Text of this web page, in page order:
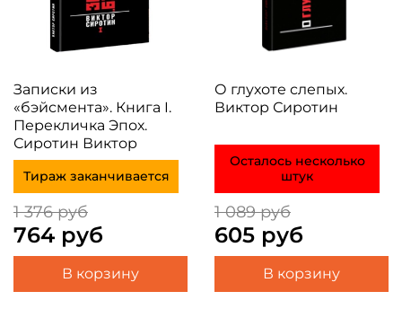
Записки из
«бэйсмента». Книга I.
Перекличка Эпох.
Сиротин Виктор
Тираж заканчивается
1 376 руб
764 руб
В корзину
О глухоте слепых.
Виктор Сиротин
Осталось несколько
штук
1 089 руб
605 руб
В корзину